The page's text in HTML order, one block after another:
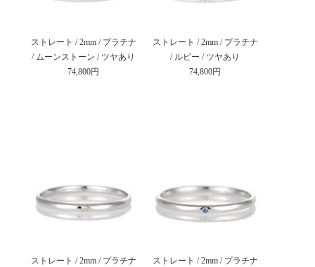
ストレート / 2mm / プラチナ
/ ムーンストーン / ツヤあり
74,800円
ストレート / 2mm / プラチナ
/ ルビー / ツヤあり
74,800円
ストレート / 2mm / プラチナ
ストレート / 2mm / プラチナ